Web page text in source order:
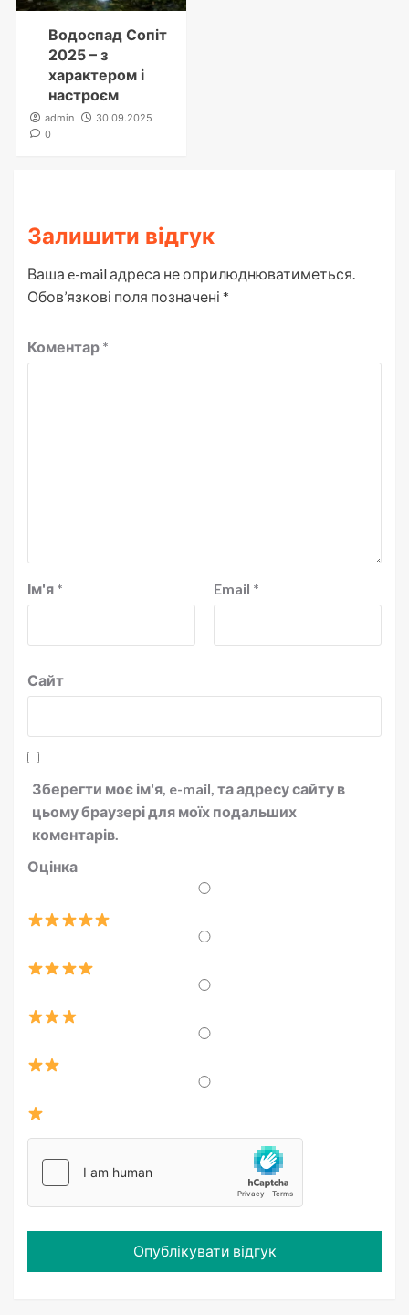
Водоспад Сопіт
2025 – з
характером і
настроєм
admin
30.09.2025
0
Залишити відгук
Ваша e-mail адреса не оприлюднюватиметься.
Обов’язкові поля позначені *
Коментар *
Ім'я * Email *
Сайт
Зберегти моє ім'я, e-mail, та адресу сайту в
цьому браузері для моїх подальших
коментарів.
Оцінка